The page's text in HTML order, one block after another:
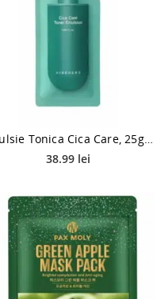
Emulsie Tonica Cica Care, 25g, HIDEHERE
38.99 lei